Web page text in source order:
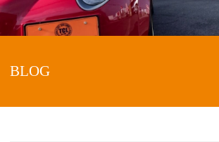
BLOG